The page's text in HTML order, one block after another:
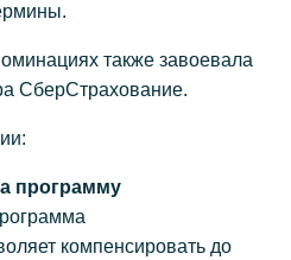
также завоевала
СберСтрахование.
программу
компенсировать до